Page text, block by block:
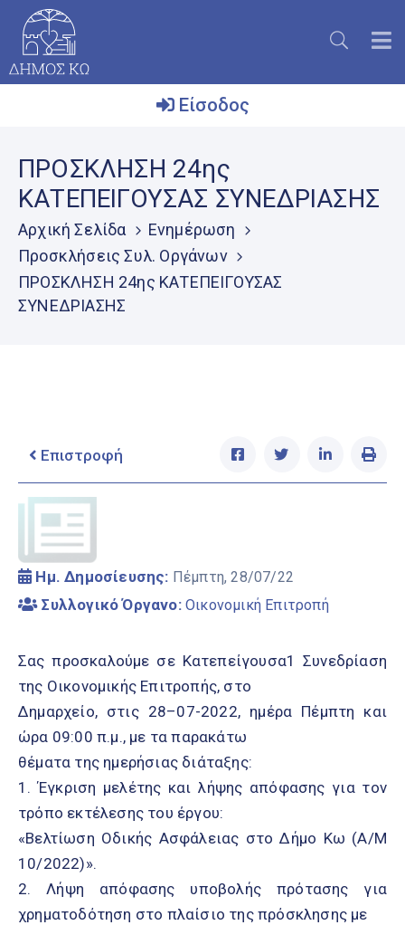
Δήμος
Το
Νησί
Ενημέρωση
Επικοινωνία
Είσοδος
ΠΡΟΣΚΛΗΣΗ 24ης
ΚΑΤΕΠΕΙΓΟΥΣΑΣ ΣΥΝΕΔΡΙΑΣΗΣ
Αρχική Σελίδα
Ενημέρωση
Προσκλήσεις Συλ. Οργάνων
ΠΡΟΣΚΛΗΣΗ 24ης ΚΑΤΕΠΕΙΓΟΥΣΑΣ
ΣΥΝΕΔΡΙΑΣΗΣ
Επιστροφή
Ημ. Δημοσίευσης: Πέμπτη, 28/07/22
Συλλογικό Όργανο:Οικονομική Επιτροπή
Σας προσκαλούμε σε Κατεπείγουσα1 Συνεδρίαση
της Οικονομικής Επιτροπής, στο
Δημαρχείο, στις 28–07-2022, ημέρα Πέμπτη και
ώρα 09:00 π.μ., με τα παρακάτω
θέματα της ημερήσιας διάταξης:
1. Έγκριση μελέτης και λήψης απόφασης για τον
τρόπο εκτέλεσης του έργου:
«Βελτίωση Οδικής Ασφάλειας στο Δήμο Κω (Α/Μ
10/2022)».
2. Λήψη απόφασης υποβολής πρότασης για
χρηματοδότηση στο πλαίσιο της πρόσκλησης με